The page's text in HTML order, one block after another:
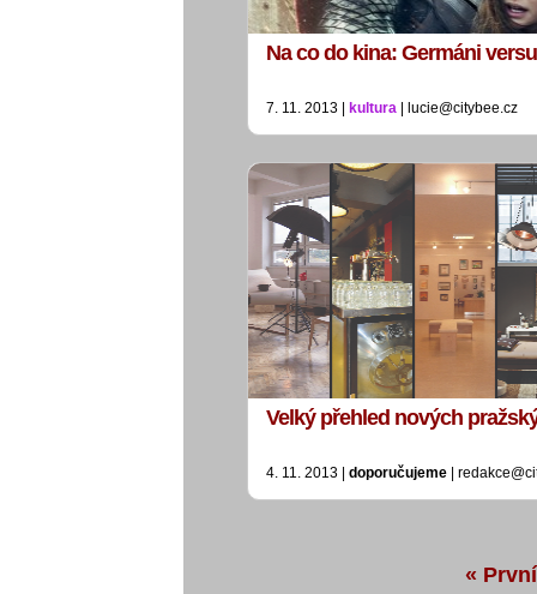
Na co do kina: Germáni
7. 11. 2013 | kultura | lucie@citybee.cz
Velký přehled nových
4. 11. 2013 | doporučujeme |
« První